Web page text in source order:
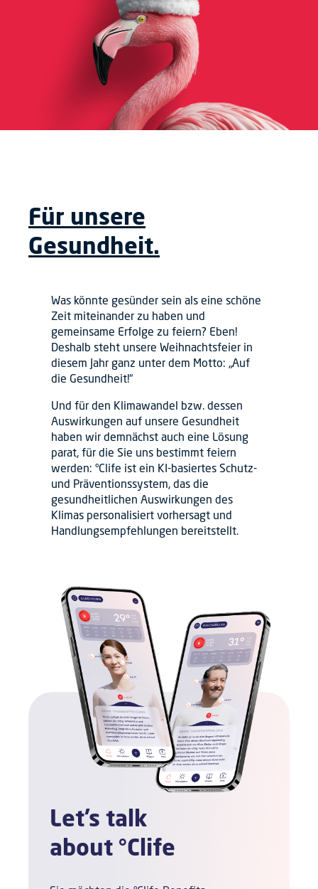
Für unsere
Gesundheit.
Was könnte gesünder sein als eine schöne
Zeit miteinander zu haben und
gemeinsame Erfolge zu feiern? Eben!
Deshalb steht unsere Weihnachtsfeier in
diesem Jahr ganz unter dem Motto: „Auf
die Gesundheit!“
Und für den Klimawandel bzw. dessen
Auswirkungen auf unsere Gesundheit
haben wir demnächst auch eine Lösung
parat, für die Sie uns bestimmt feiern
werden: °Clife ist ein KI-basiertes Schutz-
und Präventionssystem, das die
gesundheitlichen Auswirkungen des
Klimas personalisiert vorhersagt und
Handlungsempfehlungen bereitstellt.
Let’s talk
about °Clife